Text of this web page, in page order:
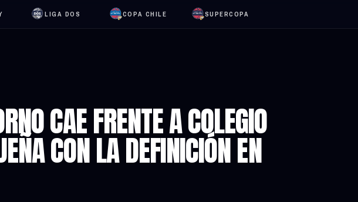
LIGA DOS COPA CHILE SUPERCOPA
CAE FRENTE A COLEGIO
CON LA DEFINICIÓN EN